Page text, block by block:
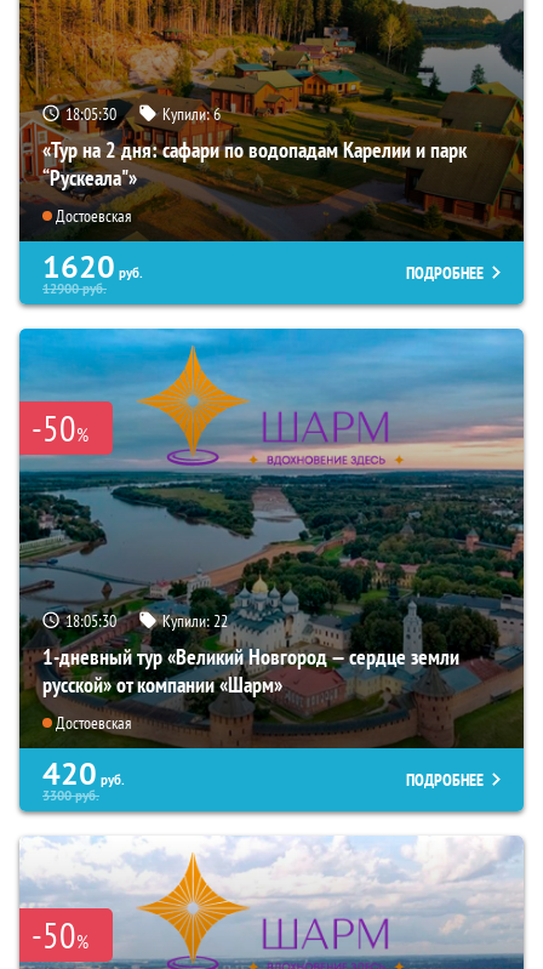
18:05:28 Купили:6
«Тур на 2 дня: сафари по водопадам Карелии и парк
“Рускеала"»
Достоевская
1620 руб.
12900руб.
ПОДРОБНЕЕ
-50%
18:05:28 Купили:22
1-дневный тур «Великий Новгород — сердце земли
русской» от компании «Шарм»
Достоевская
420 руб.
3300руб.
ПОДРОБНЕЕ
-50%